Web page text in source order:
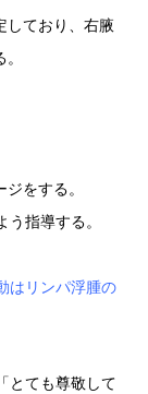
しており、右腋
をする。
指導する。
リンパ浮腫の
とても尊敬して